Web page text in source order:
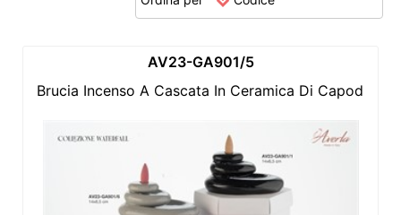
AV23-GA901/5
Brucia Incenso A Cascata In Ceramica Di